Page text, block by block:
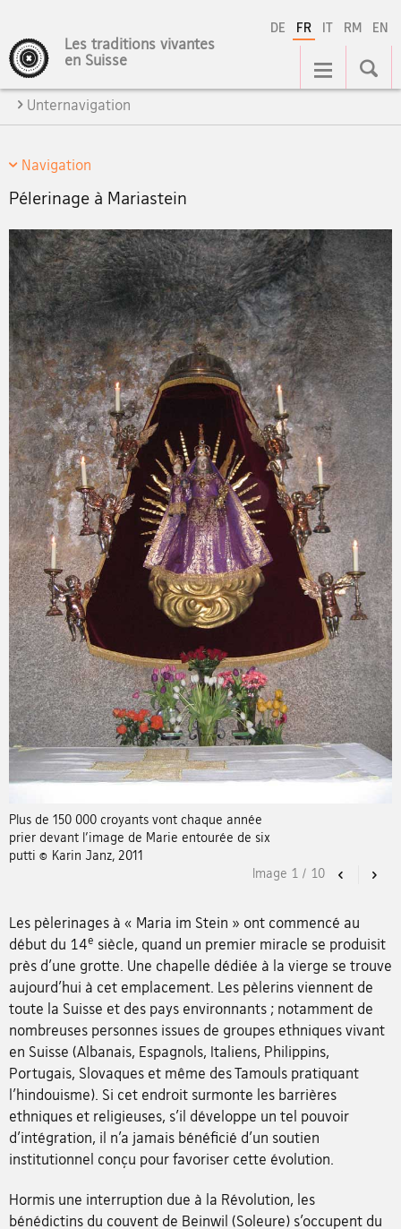
DE FR IT RM EN
Les traditions vivantes
en Suisse
Navigation
Unternavigation
Navigation
Pélerinage à Mariastein
Plus de 150 000 croyants vont chaque année
prier devant l’image de Marie entourée de six
putti © Karin Janz, 2011
Previous
Image 1 / 10
Les pèlerinages à « Maria im Stein » ont commencé au
début du 14e siècle, quand un premier miracle se produisit
près d’une grotte. Une chapelle dédiée à la vierge se trouve
aujourd’hui à cet emplacement. Les pèlerins viennent de
toute la Suisse et des pays environnants ; notamment de
nombreuses personnes issues de groupes ethniques vivant
en Suisse (Albanais, Espagnols, Italiens, Philippins,
Portugais, Slovaques et même des Tamouls pratiquant
l’hindouisme). Si cet endroit surmonte les barrières
ethniques et religieuses, s’il développe un tel pouvoir
d’intégration, il n’a jamais bénéficié d’un soutien
institutionnel conçu pour favoriser cette évolution.
Hormis une interruption due à la Révolution, les
bénédictins du couvent de Beinwil (Soleure) s’occupent du